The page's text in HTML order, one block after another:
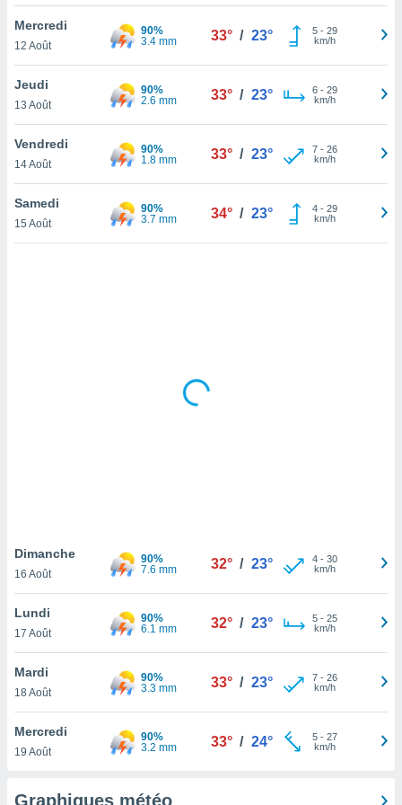
votre
à
en
le
notre
que
et que
Mercredi
12 Août
90%
3.4 mm
33° / 23° 5- 29
km/h
Jeudi
13 Août
90%
2.6 mm
33° / 23° 6- 29
km/h
Vendredi
14 Août
90%
1.8 mm
33° / 23° 7- 26
km/h
Samedi
15 Août
90%
3.7 mm
34° / 23° 4- 29
km/h
Dimanche
16 Août
90%
7.6 mm
32° / 23° 4- 30
km/h
Lundi
17 Août
90%
6.1 mm
32° / 23° 5- 25
km/h
Mardi
18 Août
90%
3.3 mm
33° / 23° 7- 26
km/h
Mercredi
19 Août
90%
3.2 mm
33° / 24° 5- 27
km/h
Graphiques météo